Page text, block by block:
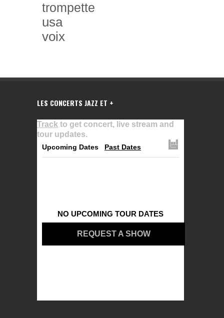
trompette
usa
voix
LES CONCERTS JAZZ ET +
Track to get concert, live stream and
tour updates.
Upcoming Dates Past Dates
NO UPCOMING TOUR DATES
REQUEST A SHOW